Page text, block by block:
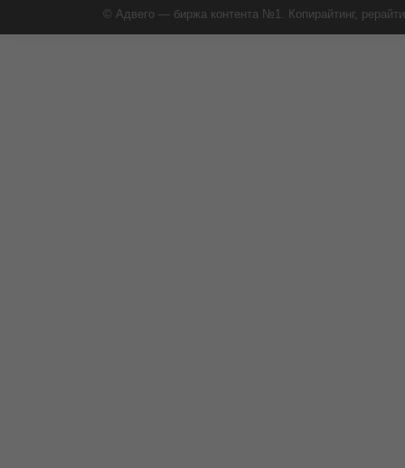
© Адвего — биржа контента №1. Копирайтинг,